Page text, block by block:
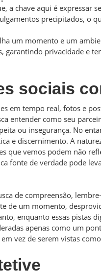
a chave aqui é expressar
precipitados, o
um momento e um
garantindo privacidade e
sociais
em tempo real, fotos e
entender como seu
ou insegurança. No
e discernimento. A
que vemos podem não
fonte de verdade pode
de compreensão,
de um momento,
enquanto essas pistas
apenas como um
vez de serem vistas